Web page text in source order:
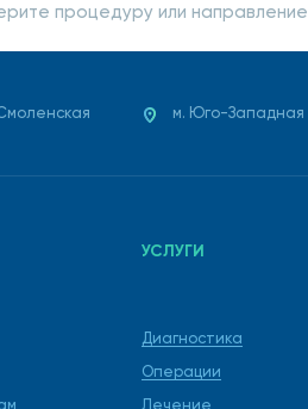
процедуру или направление
м. Юго-Западная
УСЛУГИ
Диагностика
Операции
Лечение